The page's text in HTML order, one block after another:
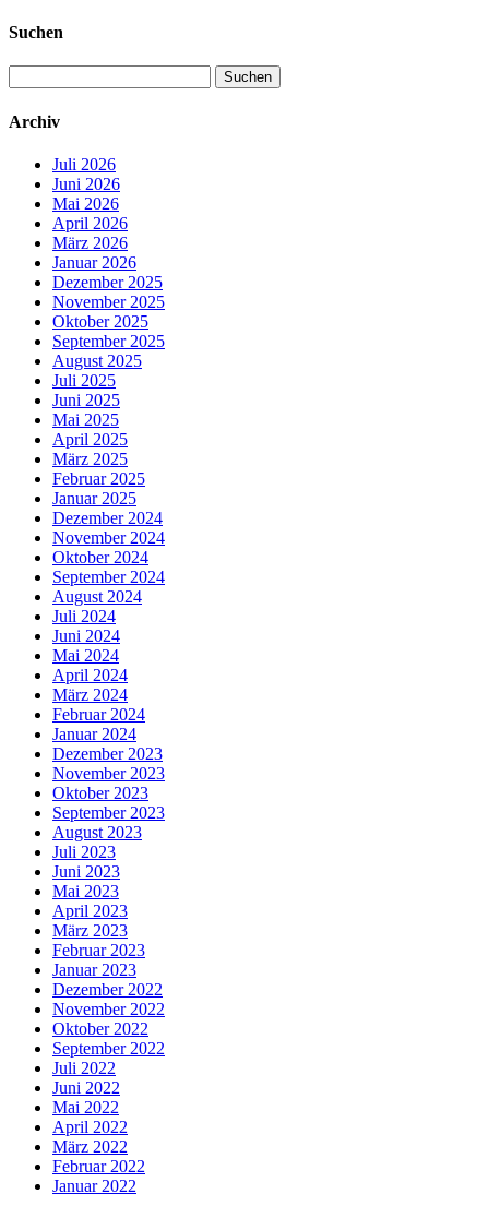
Suchen
nach:
Archiv
Juli 2026
Juni 2026
Mai 2026
April 2026
März 2026
Januar 2026
Dezember 2025
November 2025
Oktober 2025
September 2025
August 2025
Juli 2025
Juni 2025
Mai 2025
April 2025
März 2025
Februar 2025
Januar 2025
Dezember 2024
November 2024
Oktober 2024
September 2024
August 2024
Juli 2024
Juni 2024
Mai 2024
April 2024
März 2024
Februar 2024
Januar 2024
Dezember 2023
November 2023
Oktober 2023
September 2023
August 2023
Juli 2023
Juni 2023
Mai 2023
April 2023
März 2023
Februar 2023
Januar 2023
Dezember 2022
November 2022
Oktober 2022
September 2022
Juli 2022
Juni 2022
Mai 2022
April 2022
März 2022
Februar 2022
Januar 2022